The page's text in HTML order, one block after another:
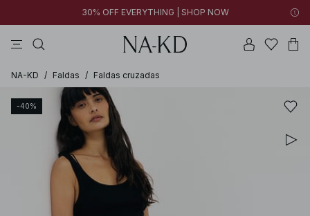
30% OFF EVERYTHING | SHOP NOW
NA-KD / Faldas / Faldas cruzadas
-40%